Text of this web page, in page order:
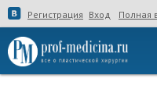
Регистрация Вход Полная